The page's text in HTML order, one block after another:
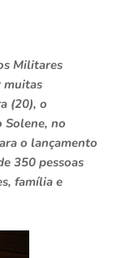
Militares
muitas
(20), o
Solene, no
o lançamento
350 pessoas
família e